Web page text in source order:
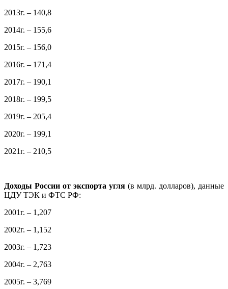
2013г. – 140,8
2014г. – 155,6
2015г. – 156,0
2016г. – 171,4
2017г. – 190,1
2018г. – 199,5
2019г. – 205,4
2020г. – 199,1
2021г. – 210,5
Доходы России от экспорта угля (в млрд. долларов), данные
ЦДУ ТЭК и ФТС РФ:
2001г. – 1,207
2002г. – 1,152
2003г. – 1,723
2004г. – 2,763
2005г. – 3,769